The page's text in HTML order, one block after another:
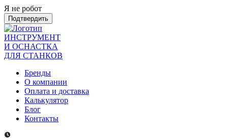
Я не робот
Подтвердить
ИНСТРУМЕНТ
И ОСНАСТКА
ДЛЯ СТАНКОВ
Бренды
О компании
Оплата и доставка
Калькулятор
Блог
Контакты